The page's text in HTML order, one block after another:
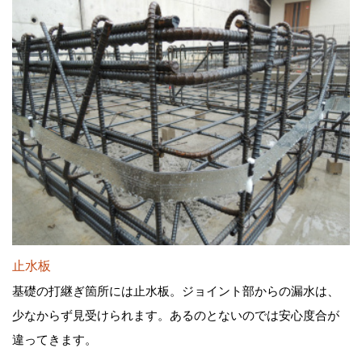
止水板
基礎の打継ぎ箇所には止水板。ジョイント部からの漏水は、
少なからず見受けられます。あるのとないのでは安心度合が
違ってきます。